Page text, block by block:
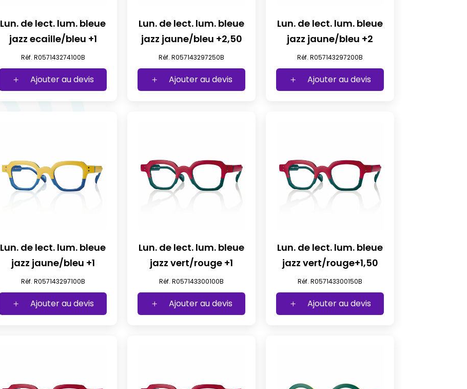
Lun. de lect. lum. bleue
jazz ecaille/bleu +1
Réf. R057143274100B
Ajouter au devis
Lun. de lect. lum. bleue
jazz jaune/bleu +2,50
Réf. R057143297250B
Ajouter au devis
Lun. de lect. lum. bleue
jazz jaune/bleu +2
Réf. R057143297200B
Ajouter au devis
Lun. de lect. lum. bleue
jazz jaune/bleu +1
Réf. R057143297100B
Ajouter au devis
Lun. de lect. lum. bleue
jazz vert/rouge +1
Réf. R057143300100B
Ajouter au devis
Lun. de lect. lum. bleue
jazz vert/rouge+1,50
Réf. R057143300150B
Ajouter au devis